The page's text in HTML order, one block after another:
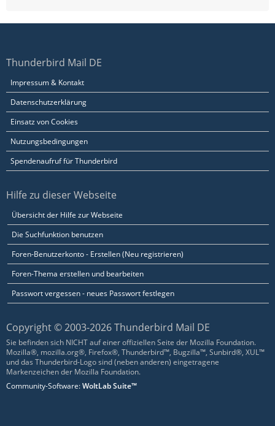
Thunderbird Mail DE
Impressum & Kontakt
Datenschutzerklärung
Einsatz von Cookies
Nutzungsbedingungen
Spendenaufruf für Thunderbird
Hilfe zu dieser Webseite
Übersicht der Hilfe zur Webseite
Die Suchfunktion benutzen
Foren-Benutzerkonto - Erstellen (Neu registrieren)
Foren-Thema erstellen und bearbeiten
Passwort vergessen - neues Passwort festlegen
Copyright © 2003-2026 Thunderbird Mail DE
Sie befinden sich NICHT auf einer offiziellen Seite der Mozilla Foundation.
Mozilla®, mozilla.org®, Firefox®, Thunderbird™, Bugzilla™, Sunbird®, XUL™
und das Thunderbird-Logo sind (neben anderen) eingetragene
Markenzeichen der Mozilla Foundation.
Community-Software:WoltLab Suite™